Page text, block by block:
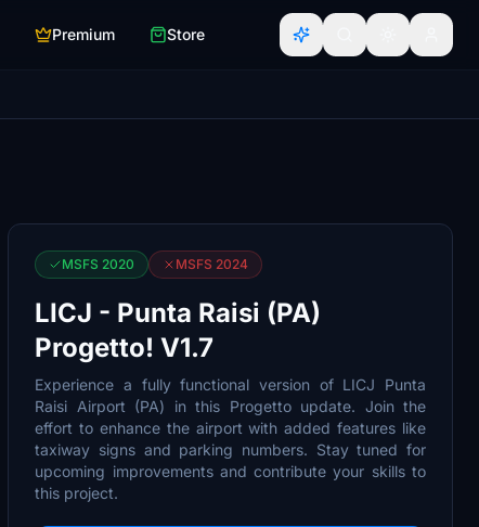
Premium Store
MSFS 2020 MSFS 2024
LICJ - Punta Raisi (PA)
Progetto! V1.7
Experience a fully functional version of LICJ Punta
Raisi Airport (PA) in this Progetto update. Join the
effort to enhance the airport with added features like
taxiway signs and parking numbers. Stay tuned for
upcoming improvements and contribute your skills to
this project.